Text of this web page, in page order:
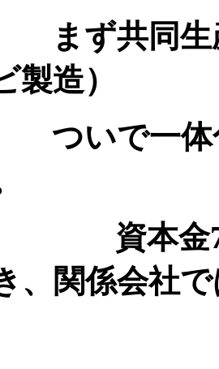
生産の
製造）
体化交
70億円
、関係会社
。